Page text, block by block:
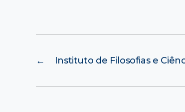
← Instituto de Filosofias e